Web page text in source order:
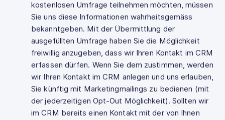
kostenlosen Umfrage teilnehmen möchten, müssen
Sie uns diese Informationen wahrheitsgemäss
bekanntgeben. Mit der Übermittlung der
ausgefüllten Umfrage haben Sie die Möglichkeit
freiwillig anzugeben, dass wir Ihren Kontakt im CRM
erfassen dürfen. Wenn Sie dem zustimmen, werden
wir Ihren Kontakt im CRM anlegen und uns erlauben,
Sie künftig mit Marketingmailings zu bedienen (mit
der jederzeitigen Opt-Out Möglichkeit). Sollten wir
im CRM bereits einen Kontakt mit der von Ihnen